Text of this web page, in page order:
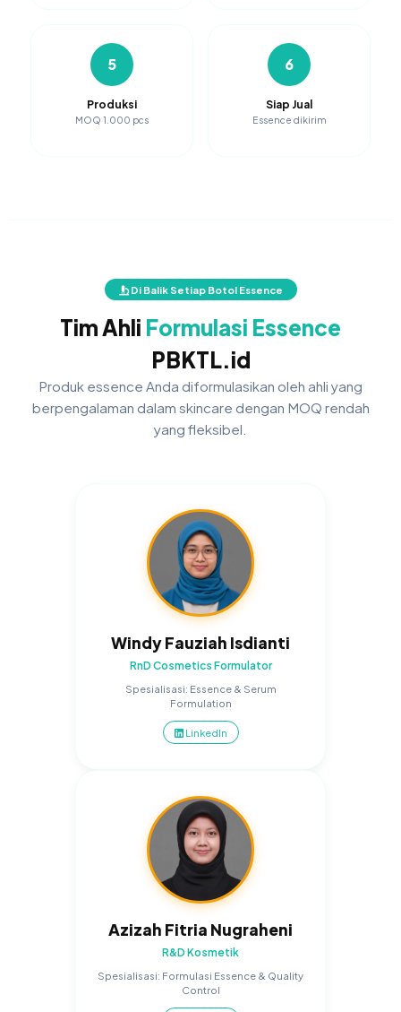
5
Produksi
MOQ 1.000 pcs
6
Siap Jual
Essence dikirim
Di Balik Setiap Botol Essence
Tim Ahli Formulasi Essence
PBKTL.id
Produk essence Anda diformulasikan oleh ahli yang
berpengalaman dalam skincare dengan MOQ rendah
yang fleksibel.
W
Windy Fauziah Isdianti
RnD Cosmetics Formulator
Spesialisasi: Essence & Serum
Formulation
LinkedIn
A
Azizah Fitria Nugraheni
R&D Kosmetik
Spesialisasi: Formulasi Essence & Quality
Control